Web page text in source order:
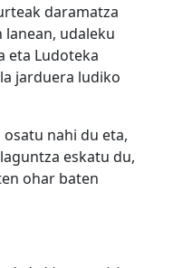
daramatza
udaleku
eta Ludoteka
jarduera ludiko
nahi du eta,
eskatu du,
ohar baten